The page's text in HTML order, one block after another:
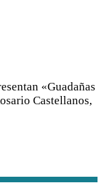
«Guadañas
Castellanos,